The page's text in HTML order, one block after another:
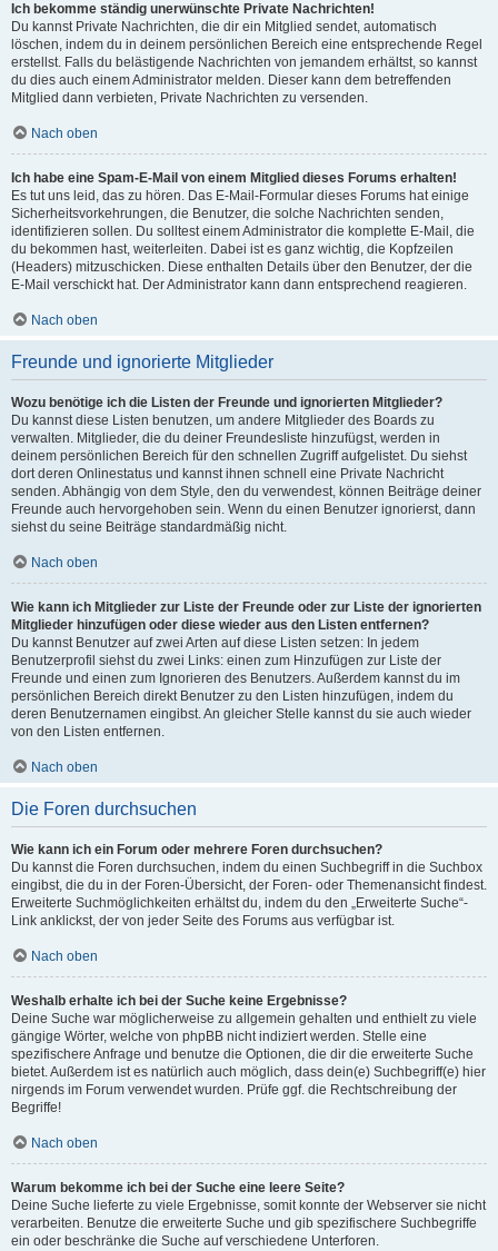
Ich bekomme ständig unerwünschte Private Nachrichten!
Du kannst Private Nachrichten, die dir ein Mitglied sendet, automatisch
löschen, indem du in deinem persönlichen Bereich eine entsprechende Regel
erstellst. Falls du belästigende Nachrichten von jemandem erhältst, so kannst
du dies auch einem Administrator melden. Dieser kann dem betreffenden
Mitglied dann verbieten, Private Nachrichten zu versenden.
Nach oben
Ich habe eine Spam-E-Mail von einem Mitglied dieses Forums erhalten!
Es tut uns leid, das zu hören. Das E-Mail-Formular dieses Forums hat einige
Sicherheitsvorkehrungen, die Benutzer, die solche Nachrichten senden,
identifizieren sollen. Du solltest einem Administrator die komplette E-Mail, die
du bekommen hast, weiterleiten. Dabei ist es ganz wichtig, die Kopfzeilen
(Headers) mitzuschicken. Diese enthalten Details über den Benutzer, der die
E-Mail verschickt hat. Der Administrator kann dann entsprechend reagieren.
Nach oben
Freunde und ignorierte Mitglieder
Wozu benötige ich die Listen der Freunde und ignorierten Mitglieder?
Du kannst diese Listen benutzen, um andere Mitglieder des Boards zu
verwalten. Mitglieder, die du deiner Freundesliste hinzufügst, werden in
deinem persönlichen Bereich für den schnellen Zugriff aufgelistet. Du siehst
dort deren Onlinestatus und kannst ihnen schnell eine Private Nachricht
senden. Abhängig von dem Style, den du verwendest, können Beiträge deiner
Freunde auch hervorgehoben sein. Wenn du einen Benutzer ignorierst, dann
siehst du seine Beiträge standardmäßig nicht.
Nach oben
Wie kann ich Mitglieder zur Liste der Freunde oder zur Liste der ignorierten
Mitglieder hinzufügen oder diese wieder aus den Listen entfernen?
Du kannst Benutzer auf zwei Arten auf diese Listen setzen: In jedem
Benutzerprofil siehst du zwei Links: einen zum Hinzufügen zur Liste der
Freunde und einen zum Ignorieren des Benutzers. Außerdem kannst du im
persönlichen Bereich direkt Benutzer zu den Listen hinzufügen, indem du
deren Benutzernamen eingibst. An gleicher Stelle kannst du sie auch wieder
von den Listen entfernen.
Nach oben
Die Foren durchsuchen
Wie kann ich ein Forum oder mehrere Foren durchsuchen?
Du kannst die Foren durchsuchen, indem du einen Suchbegriff in die Suchbox
eingibst, die du in der Foren-Übersicht, der Foren- oder Themenansicht findest.
Erweiterte Suchmöglichkeiten erhältst du, indem du den „Erweiterte Suche“-
Link anklickst, der von jeder Seite des Forums aus verfügbar ist.
Nach oben
Weshalb erhalte ich bei der Suche keine Ergebnisse?
Deine Suche war möglicherweise zu allgemein gehalten und enthielt zu viele
gängige Wörter, welche von phpBB nicht indiziert werden. Stelle eine
spezifischere Anfrage und benutze die Optionen, die dir die erweiterte Suche
bietet. Außerdem ist es natürlich auch möglich, dass dein(e) Suchbegriff(e) hier
nirgends im Forum verwendet wurden. Prüfe ggf. die Rechtschreibung der
Begriffe!
Nach oben
Warum bekomme ich bei der Suche eine leere Seite?
Deine Suche lieferte zu viele Ergebnisse, somit konnte der Webserver sie nicht
verarbeiten. Benutze die erweiterte Suche und gib spezifischere Suchbegriffe
ein oder beschränke die Suche auf verschiedene Unterforen.